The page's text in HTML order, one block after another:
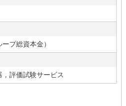
プ総資本金）
評価試験サービス